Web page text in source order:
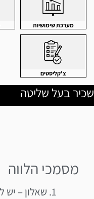
מערכת שימושיות
צ'קליסטים
שכיר בעל שליטה
מסמכי הלווה
שאלון – יש